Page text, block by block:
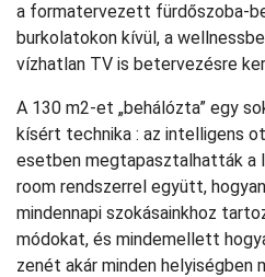
a formatervezett fürdőszoba-
burkolatokon kívül, a
vízhatlan TV is betervezésre
A 130 m2-et „behálózta” egy
kísért technika : az intelligens
esetben megtapasztalhatták a
room rendszerrel együtt,
mindennapi szokásainkhoz
módokat, és mindemellett
zenét akár minden helyiségben